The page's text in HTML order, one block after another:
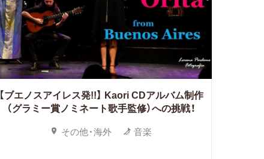
【ブエノスアイレス発!!】 Kaori CDアルバム制作
（グラミー賞ノミネート歌手監修）への挑戦！
その他・海外 音楽